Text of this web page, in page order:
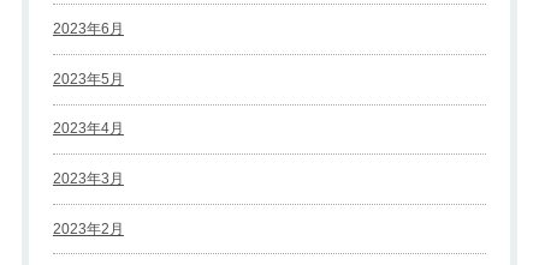
2023年6月
2023年5月
2023年4月
2023年3月
2023年2月